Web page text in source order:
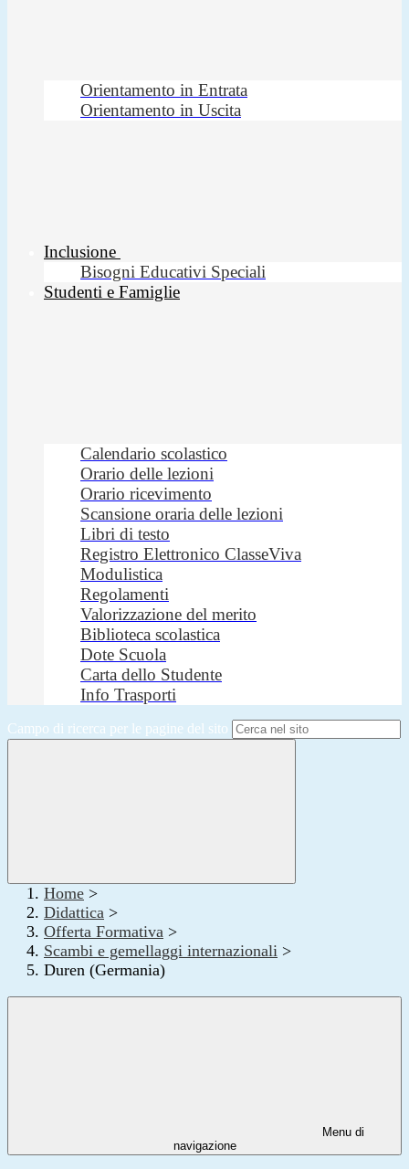
Orientamento in Entrata
Orientamento in Uscita
Inclusione
Bisogni Educativi Speciali
Studenti e Famiglie
Calendario scolastico
Orario delle lezioni
Orario ricevimento
Scansione oraria delle lezioni
Libri di testo
Registro Elettronico ClasseViva
Modulistica
Regolamenti
Valorizzazione del merito
Biblioteca scolastica
Dote Scuola
Carta dello Studente
Info Trasporti
Campo di ricerca per le pagine del sito
Home >
Didattica >
Offerta Formativa >
Scambi e gemellaggi internazionali >
Duren (Germania)
Menu di
navigazione